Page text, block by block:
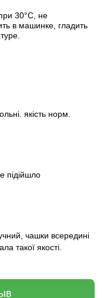
30°C, не
в машинке, гладить
якість норм.
підійшло
чашки всередині
такої якості.